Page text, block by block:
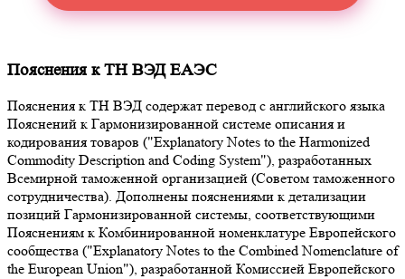
Пояснения к ТН ВЭД ЕАЭС
Пояснения к ТН ВЭД содержат перевод с английского языка
Пояснений к Гармонизированной системе описания и
кодирования товаров ("Explanatory Notes to the Harmonized
Commodity Description and Coding System"), разработанных
Всемирной таможенной организацией (Советом таможенного
сотрудничества). Дополнены пояснениями к детализации
позиций Гармонизированной системы, соответствующими
Пояснениям к Комбинированной номенклатуре Европейского
сообщества ("Explanatory Notes to the Combined Nomenclature of
the European Union"), разработанной Комиссией Европейского